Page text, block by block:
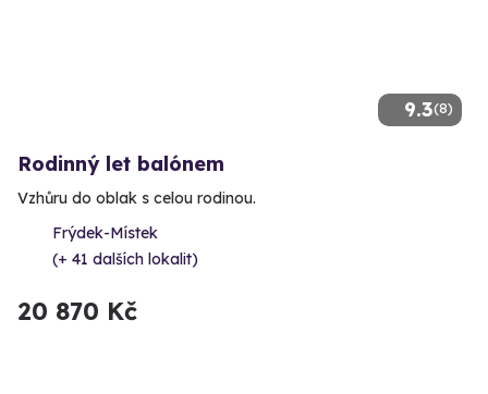
9.3(8)
Rodinný let balónem
Vzhůru do oblak s celou rodinou.
Frýdek-Místek
(+ 41 dalších lokalit)
20 870 Kč